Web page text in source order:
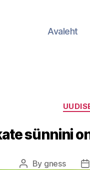
Avaleht
sünnini
Post
By gness